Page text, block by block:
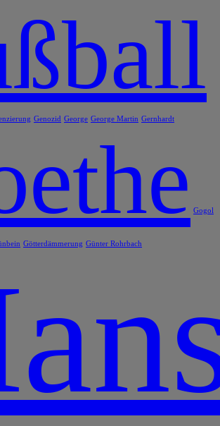
Genozid George George Martin Gernhardt
Gogol
Götterdämmerung Günter Rohrbach